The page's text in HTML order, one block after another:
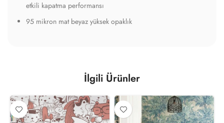
etkili kapatma performansı
95 mikron mat beyaz yüksek opaklık
İlgili Ürünler